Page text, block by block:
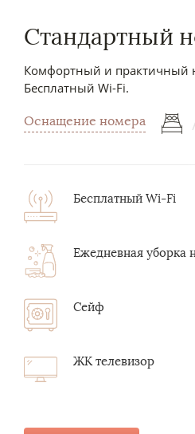
Стандартный
Комфортный и практичный
Бесплатный Wi-Fi.
Оснащение номера
Бесплатный Wi-Fi
Ежедневная уборка
Сейф
ЖК телевизор